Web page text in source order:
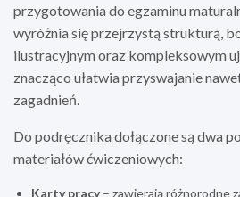
przygotowania do egzaminu
wyróżnia się przejrzystą strukturą,
ilustracyjnym oraz kompleksowym
znacząco ułatwia przyswajanie
zagadnień.
Do podręcznika dołączone są dwa
materiałów ćwiczeniowych:
Karty pracy– zawierają różnorodne